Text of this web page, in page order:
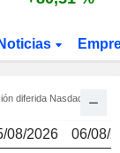
Noticias
diferida Nasdaq
08/2026
06/08/